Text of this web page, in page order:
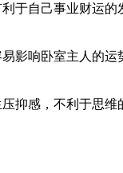
于自己事业财运的
影响卧室主人的
抑感，不利于思